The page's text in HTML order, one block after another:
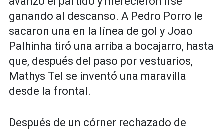
ganando al descanso. A Pedro Porro le
sacaron una en la línea de gol y Joao
Palhinha tiró una arriba a bocajarro, hasta
que, después del paso por vestuarios,
Mathys Tel se inventó una maravilla
desde la frontal.
Después de un córner rechazado de